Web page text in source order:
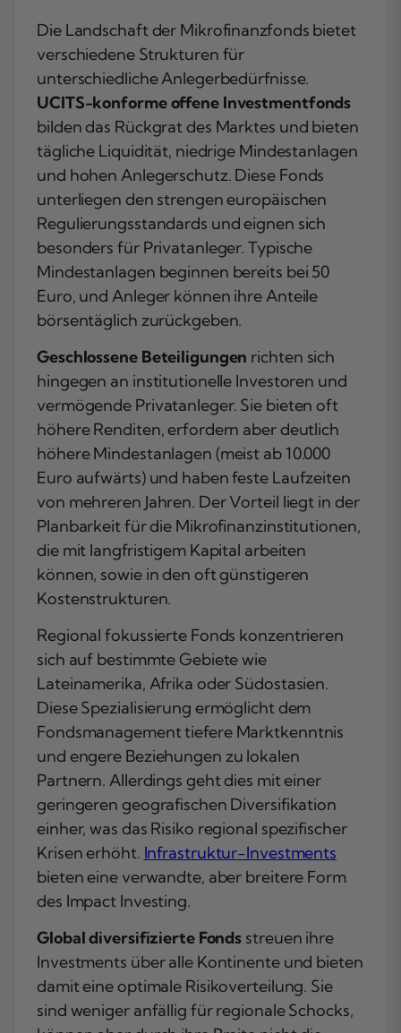
Die Landschaft der Mikrofinanzfonds bietet
verschiedene Strukturen für
unterschiedliche Anlegerbedürfnisse.
UCITS-konforme offene Investmentfonds
bilden das Rückgrat des Marktes und bieten
tägliche Liquidität, niedrige Mindestanlagen
und hohen Anlegerschutz. Diese Fonds
unterliegen den strengen europäischen
Regulierungsstandards und eignen sich
besonders für Privatanleger. Typische
Mindestanlagen beginnen bereits bei 50
Euro, und Anleger können ihre Anteile
börsentäglich zurückgeben.
Geschlossene Beteiligungen richten sich
hingegen an institutionelle Investoren und
vermögende Privatanleger. Sie bieten oft
höhere Renditen, erfordern aber deutlich
höhere Mindestanlagen (meist ab 10.000
Euro aufwärts) und haben feste Laufzeiten
von mehreren Jahren. Der Vorteil liegt in der
Planbarkeit für die Mikrofinanzinstitutionen,
die mit langfristigem Kapital arbeiten
können, sowie in den oft günstigeren
Kostenstrukturen.
Regional fokussierte Fonds konzentrieren
sich auf bestimmte Gebiete wie
Lateinamerika, Afrika oder Südostasien.
Diese Spezialisierung ermöglicht dem
Fondsmanagement tiefere Marktkenntnis
und engere Beziehungen zu lokalen
Partnern. Allerdings geht dies mit einer
geringeren geografischen Diversifikation
einher, was das Risiko regional spezifischer
Krisen erhöht. Infrastruktur-Investments
bieten eine verwandte, aber breitere Form
des Impact Investing.
Global diversifizierte Fonds streuen ihre
Investments über alle Kontinente und bieten
damit eine optimale Risikoverteilung. Sie
sind weniger anfällig für regionale Schocks,